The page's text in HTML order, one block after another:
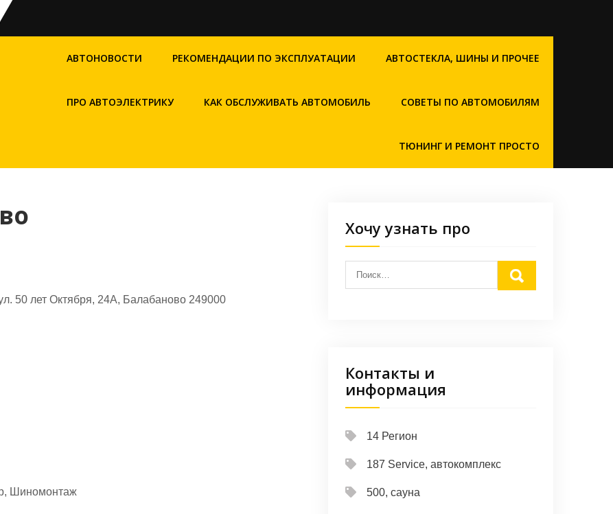
АВТОНОВОСТИ РЕКОМЕНДАЦИИ ПО ЭКСПЛУАТАЦИИ АВТОСТЕКЛА, ШИНЫ И ПРОЧЕЕ
ПРО АВТОЭЛЕКТРИКУ КАК ОБСЛУЖИВАТЬ АВТОМОБИЛЬ СОВЕТЫ ПО АВТОМОБИЛЯМ
ТЮНИНГ И РЕМОНТ ПРОСТО
50 лет Октября, 24А, Балабаново 249000
Шиномонтаж
Хочу узнать про
Контакты и
информация
14 Регион
187 Service, автокомплекс
500, сауна